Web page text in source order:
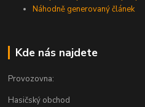
Náhodně generovaný článek
Kde nás najdete
Provozovna:
Hasičský obchod